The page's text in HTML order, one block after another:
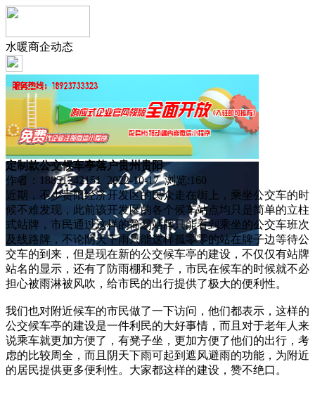
水暖商企动态
定制款公交候车亭落户贵州贵阳
作者：18851242151 2022-10-17 浏览:160
近期，不少贵阳经济开发区的民众走在街上，乘坐公交车的时
候不难发现，此前该开发区的各个候车站点均只是简单的立柱
式站牌，市民通过这样的简易站牌只能看到乘坐的公交车班次
及线路牌，不论阴天下雨只能这样孤零零的站在牌子边等待公
交车的到来，但是现在新的公交候车亭的建设，不仅仅有站牌
站名的显示，还有了防雨棚和凳子，市民在候车的时候就不必
担心被雨淋被风吹，给市民的出行提供了极大的便利性。
我们也对附近候车的市民做了一下访问，他们都表示，这样的
公交候车亭的建设是一件利民的大好事情，而且对于老年人来
说乘车就更加方便了，有凳子坐，更加方便了他们的出行，考
虑的比较周全，而且阴天下雨可起到遮风避雨的功能，为附近
的居民提供更多便利性。大家都这样的建设，赞不绝口。